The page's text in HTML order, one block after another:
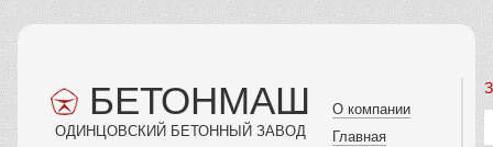
БЕТОНМАШ
ОДИНЦОВСКИЙ БЕТОННЫЙ ЗАВОД
О компании
Главная